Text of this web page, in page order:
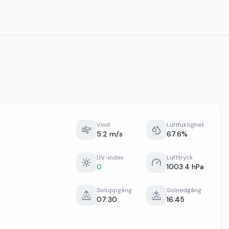
Vind
5.2 m/s
Luftfuktighet
67.6%
UV-index
0
Lufttryck
1003.4 hPa
Soluppgång
07:30
Solnedgång
16:45